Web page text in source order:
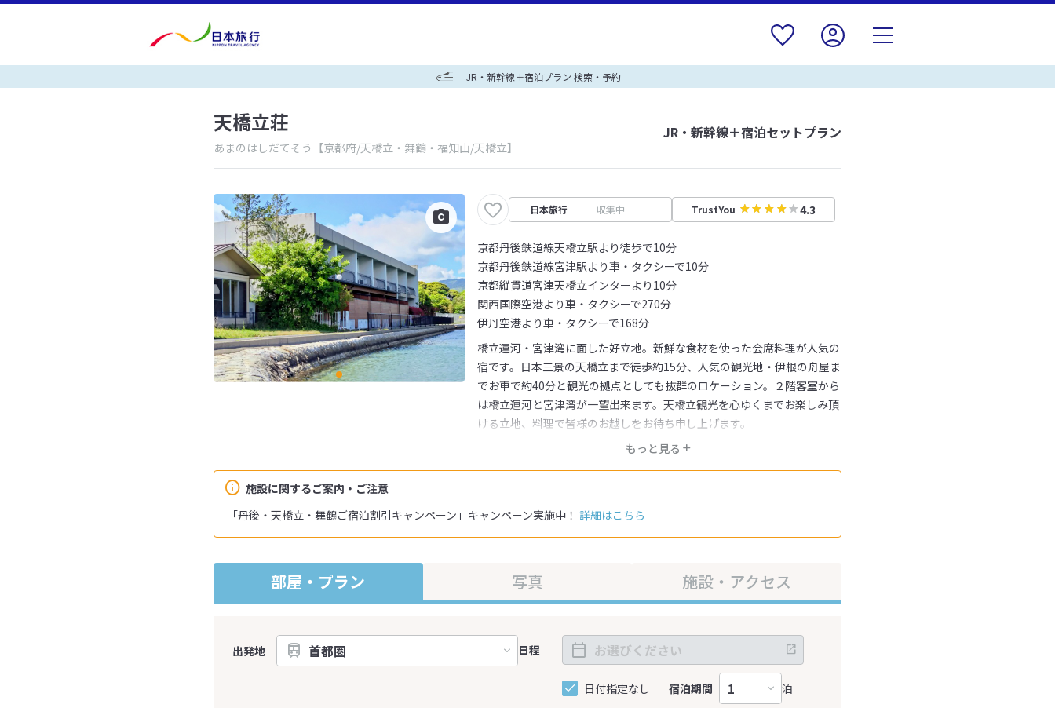
JR・新幹線＋宿泊プラン 検索・予約
天橋立荘
あまのはしだてそう 【京都府/天橋立・舞鶴・福知山/天橋立】
JR・新幹線＋宿泊セットプラン
日本旅行 収集中 TrustYou 4.3
京都丹後鉄道線天橋立駅より徒歩で10分
京都丹後鉄道線宮津駅より車・タクシーで10分
京都縦貫道宮津天橋立インターより10分
関西国際空港より車・タクシーで270分
伊丹空港より車・タクシーで168分
施設に関するご案内・ご注意
「丹後・天橋立・舞鶴ご宿泊割引キャンペーン」キャンペーン実施中！ 詳細はこちら
もっと見る
橋立運河・宮津湾に面した好立地。新鮮な食材を使った会席料理が人気の
宿です。日本三景の天橋立まで徒歩約15分、人気の観光地・伊根の舟屋ま
でお車で約40分と観光の拠点としても抜群のロケーション。２階客室から
は橋立運河と宮津湾が一望出来ます。天橋立観光を心ゆくまでお楽しみ頂
ける立地、料理で皆様のお越しをお待ち申し上げます。
部屋・プラン 写真 施設・アクセス
出発地 日程
日付指定なし 宿泊期間
泊